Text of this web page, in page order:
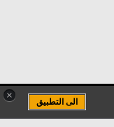
×
الى التطبيق